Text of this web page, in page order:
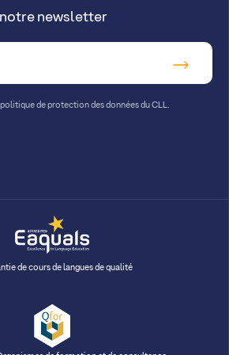
newsletter
politique de protection des données du CLL.
de cours de langues de qualité